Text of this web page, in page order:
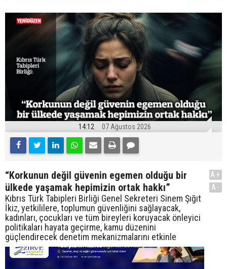
14:12 07 Ağustos 2026
“Korkunun değil güvenin egemen olduğu bir
ülkede yaşamak hepimizin ortak hakkı”
Kıbrıs Türk Tabipleri Birliği Genel Sekreteri Sinem Şığıt
İkiz, yetkililere, toplumun güvenliğini sağlayacak,
kadınları, çocukları ve tüm bireyleri koruyacak önleyici
politikaları hayata geçirme, kamu düzenini
güçlendirecek denetim mekanizmalarını etkinle
A+
A-